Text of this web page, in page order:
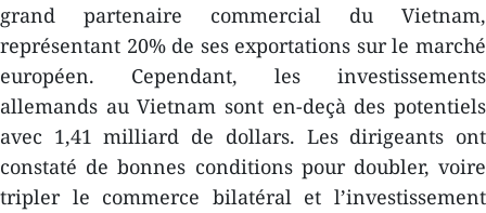
grand partenaire commercial du Vietnam,
représentant 20% de ses exportations sur le marché
européen. Cependant, les investissements
allemands au Vietnam sont en-deçà des potentiels
avec 1,41 milliard de dollars. Les dirigeants ont
constaté de bonnes conditions pour doubler, voire
tripler le commerce bilatéral et l’investissement